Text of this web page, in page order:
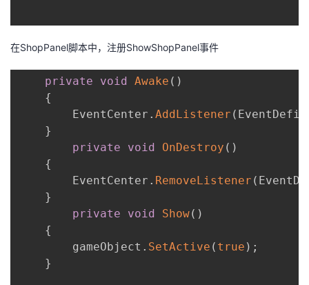
在ShopPanel脚本中，注册ShowShopPanel事件
private void Awake ( )
{
        EventCenter
. AddListener (
}
private
void OnDestroy ( )
{
        EventCenter
. RemoveListener (
}
private
void Show( )
{
        gameObject
. SetActive ( true ) ;
}